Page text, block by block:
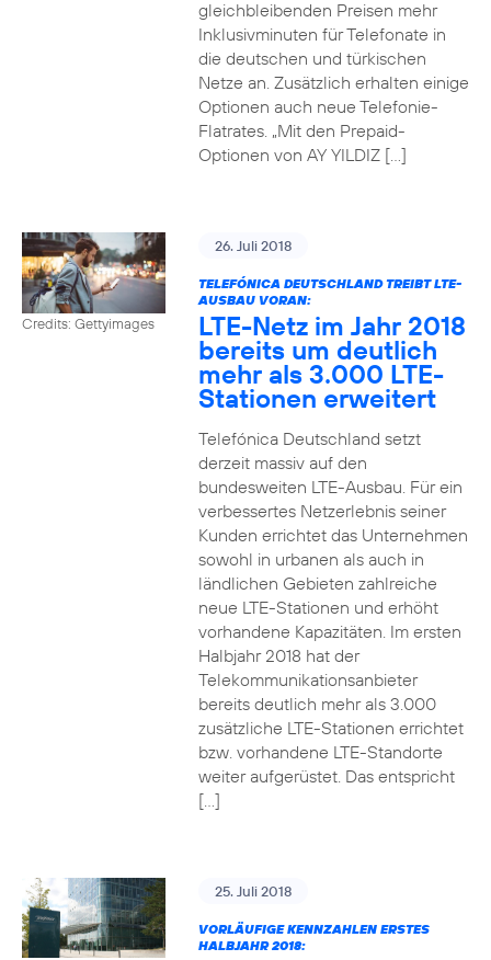
gleichbleibenden Preisen mehr
Inklusivminuten für Telefonate in
die deutschen und türkischen
Netze an. Zusätzlich erhalten einige
Optionen auch neue Telefonie-
Flatrates. „Mit den Prepaid-
Optionen von AY YILDIZ […]
Credits: Gettyimages
26. Juli 2018
TELEFÓNICA DEUTSCHLAND TREIBT LTE-
AUSBAU VORAN:
LTE-Netz im Jahr 2018
bereits um deutlich
mehr als 3.000 LTE-
Stationen erweitert
Telefónica Deutschland setzt
derzeit massiv auf den
bundesweiten LTE-Ausbau. Für ein
verbessertes Netzerlebnis seiner
Kunden errichtet das Unternehmen
sowohl in urbanen als auch in
ländlichen Gebieten zahlreiche
neue LTE-Stationen und erhöht
vorhandene Kapazitäten. Im ersten
Halbjahr 2018 hat der
Telekommunikationsanbieter
bereits deutlich mehr als 3.000
zusätzliche LTE-Stationen errichtet
bzw. vorhandene LTE-Standorte
weiter aufgerüstet. Das entspricht
[…]
25. Juli 2018
VORLÄUFIGE KENNZAHLEN ERSTES
HALBJAHR 2018: